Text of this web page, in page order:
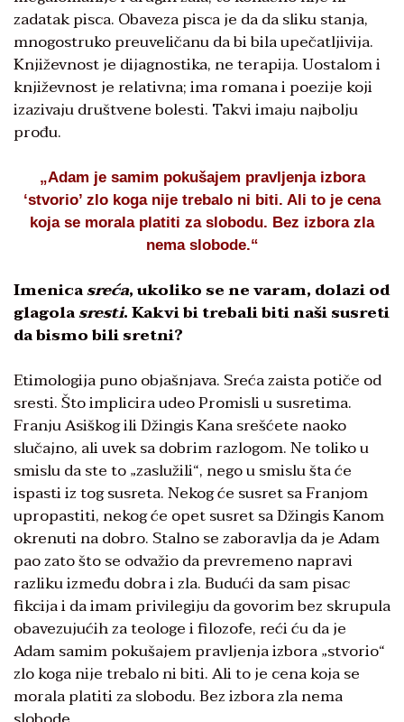
zadatak pisca. Obaveza pisca je da da sliku stanja,
mnogostruko preuveličanu da bi bila upečatljivija.
Književnost je dijagnostika, ne terapija. Uostalom i
književnost je relativna; ima romana i poezije koji
izazivaju društvene bolesti. Takvi imaju najbolju
prođu.
„Adam je samim pokušajem pravljenja izbora
‘stvorio’ zlo koga nije trebalo ni biti. Ali to je cena
koja se morala platiti za slobodu. Bez izbora zla
nema slobode.“
Imenicasreća, ukoliko se ne varam, dolazi od
glagolasresti. Kakvi bi trebali biti naši susreti
da bismo bili sretni?
Etimologija puno objašnjava. Sreća zaista potiče od
sresti. Što implicira udeo Promisli u susretima.
Franju Asiškog ili Džingis Kana srešćete naoko
slučajno, ali uvek sa dobrim razlogom. Ne toliko u
smislu da ste to „zaslužili“, nego u smislu šta će
ispasti iz tog susreta. Nekog će susret sa Franjom
upropastiti, nekog će opet susret sa Džingis Kanom
okrenuti na dobro. Stalno se zaboravlja da je Adam
pao zato što se odvažio da prevremeno napravi
razliku između dobra i zla. Budući da sam pisac
fikcija i da imam privilegiju da govorim bez skrupula
obavezujućih za teologe i filozofe, reći ću da je
Adam samim pokušajem pravljenja izbora „stvorio“
zlo koga nije trebalo ni biti. Ali to je cena koja se
morala platiti za slobodu. Bez izbora zla nema